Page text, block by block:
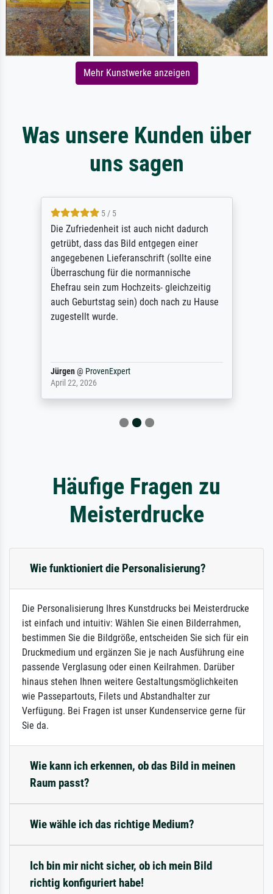
Mehr Kunstwerke anzeigen
Was unsere Kunden über
uns sagen
5 / 5
Die Zufriedenheit ist auch nicht dadurch
getrübt, dass das Bild entgegen einer
angegebenen Lieferanschrift (sollte eine
Überraschung für die normannische
Ehefrau sein zum Hochzeits- gleichzeitig
auch Geburtstag sein) doch nach zu Hause
zugestellt wurde.
Jürgen@ ProvenExpert
April 22, 2026
Häufige Fragen zu
Meisterdrucke
Wie funktioniert die Personalisierung?
Die Personalisierung Ihres Kunstdrucks bei Meisterdrucke
ist einfach und intuitiv: Wählen Sie einen Bilderrahmen,
bestimmen Sie die Bildgröße, entscheiden Sie sich für ein
Druckmedium und ergänzen Sie je nach Ausführung eine
passende Verglasung oder einen Keilrahmen. Darüber
hinaus stehen Ihnen weitere Gestaltungsmöglichkeiten
wie Passepartouts, Filets und Abstandhalter zur
Verfügung. Bei Fragen ist unser Kundenservice gerne für
Sie da.
Wie kann ich erkennen, ob das Bild in meinen
Raum passt?
Wie wähle ich das richtige Medium?
Ich bin mir nicht sicher, ob ich mein Bild
richtig konfiguriert habe!